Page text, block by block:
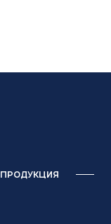
ПРОДУКЦИЯ